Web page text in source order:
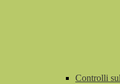
Controlli